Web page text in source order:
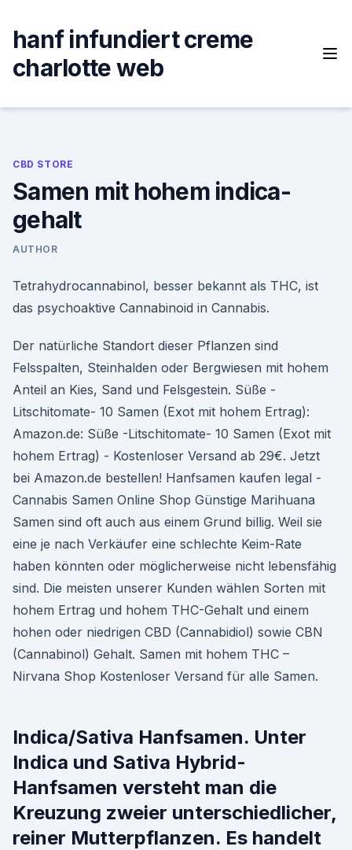
content
hanf infundiert creme
charlotte web
CBD STORE
Samen mit hohem indica-
gehalt
AUTHOR
Tetrahydrocannabinol, besser bekannt als THC, ist
das psychoaktive Cannabinoid in Cannabis.
Der natürliche Standort dieser Pflanzen sind
Felsspalten, Steinhalden oder Bergwiesen mit hohem
Anteil an Kies, Sand und Felsgestein. Süße -
Litschitomate- 10 Samen (Exot mit hohem Ertrag):
Amazon.de: Süße -Litschitomate- 10 Samen (Exot mit
hohem Ertrag) - Kostenloser Versand ab 29€. Jetzt
bei Amazon.de bestellen! Hanfsamen kaufen legal -
Cannabis Samen Online Shop Günstige Marihuana
Samen sind oft auch aus einem Grund billig. Weil sie
eine je nach Verkäufer eine schlechte Keim-Rate
haben könnten oder möglicherweise nicht lebensfähig
sind. Die meisten unserer Kunden wählen Sorten mit
hohem Ertrag und hohem THC-Gehalt und einem
hohen oder niedrigen CBD (Cannabidiol) sowie CBN
(Cannabinol) Gehalt. Samen mit hohem THC –
Nirvana Shop Kostenloser Versand für alle Samen.
Indica/Sativa Hanfsamen. Unter
Indica und Sativa Hybrid-
Hanfsamen versteht man die
Kreuzung zweier unterschiedlicher,
reiner Mutterpflanzen. Es handelt